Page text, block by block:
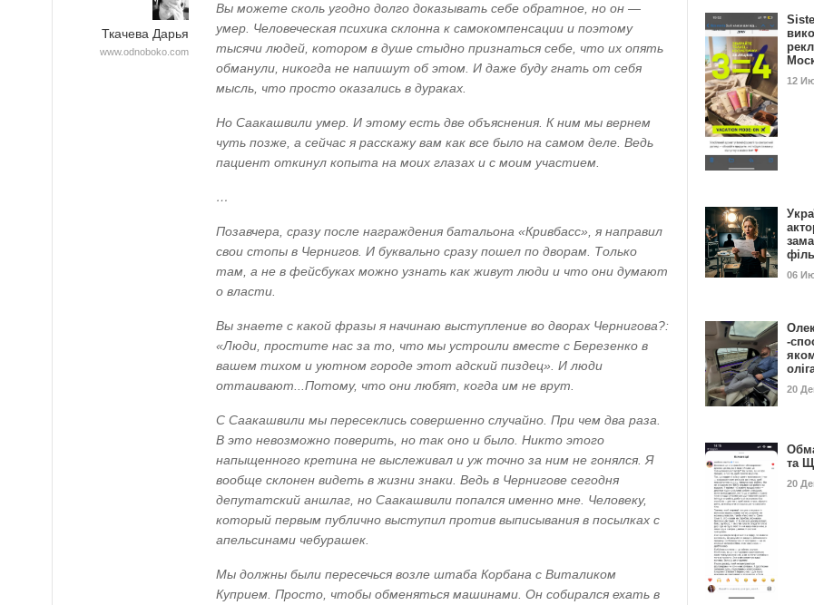
Ткачева Дарья
www.odnoboko.com
Вы можете сколь угодно долго доказывать себе обратное, но он —
умер. Человеческая психика склонна к самокомпенсации и поэтому
тысячи людей, котором в душе стыдно признаться себе, что их опять
обманули, никогда не напишут об этом. И даже буду гнать от себя
мысль, что просто оказались в дураках.
Но Саакашвили умер. И этому есть две объяснения. К ним мы вернем
чуть позже, а сейчас я расскажу вам как все было на самом деле. Ведь
пациент откинул копыта на моих глазах и с моим участием.
…
Позавчера, сразу после награждения батальона «Кривбасс», я направил
свои стопы в Чернигов. И буквально сразу пошел по дворам. Только
там, а не в фейсбуках можно узнать как живут люди и что они думают
о власти.
Вы знаете с какой фразы я начинаю выступление во дворах Чернигова?:
«Люди, простите нас за то, что мы устроили вместе с Березенко в
вашем тихом и уютном городе этот адский пиздец». И люди
оттаивают...Потому, что они любят, когда им не врут.
С Саакашвили мы пересеклись совершенно случайно. При чем два раза.
В это невозможно поверить, но так оно и было. Никто этого
напыщенного кретина не выслеживал и уж точно за ним не гонялся. Я
вообще склонен видеть в жизни знаки. Ведь в Чернигове сегодня
депутатский аншлаг, но Саакашвили попался именно мне. Человеку,
который первым публично выступил против выписывания в посылках с
апельсинами чебурашек.
Мы должны были пересечься возле штаба Корбана с Виталиком
Куприем. Просто, чтобы обменяться машинами. Он собирался ехать в
12
06
-
20
та
20